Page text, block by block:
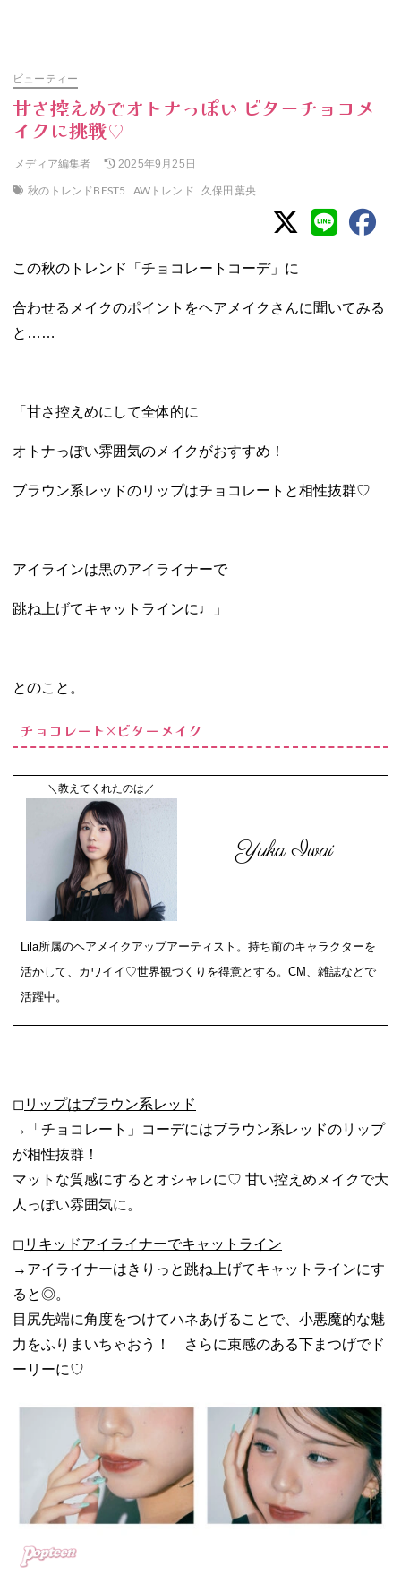
ビューティー
甘さ控えめでオトナっぽい ビターチョコメ
イクに挑戦♡
メディア編集者 2025年9月25日
秋のトレンドBEST5 AWトレンド 久保田葉央
この秋のトレンド「チョコレートコーデ」に
合わせるメイクのポイントをヘアメイクさんに聞いてみる
と……
「甘さ控えめにして全体的に
オトナっぽい雰囲気のメイクがおすすめ！
ブラウン系レッドのリップはチョコレートと相性抜群♡
アイラインは黒のアイライナーで
跳ね上げてキャットラインに♩」
とのこと。
チョコレート×ビターメイク
＼教えてくれたのは／
Yuka Iwai
Lila所属のヘアメイクアップアーティスト。持ち前のキャラクターを
活かして、カワイイ♡世界観づくりを得意とする。CM、雑誌などで
活躍中。
◻︎リップはブラウン系レッド
→「チョコレート」コーデにはブラウン系レッドのリップ
が相性抜群！
マットな質感にするとオシャレに♡ 甘い控えめメイクで大
人っぽい雰囲気に。
◻︎リキッドアイライナーでキャットライン
→アイライナーはきりっと跳ね上げてキャットラインにす
ると◎。
目尻先端に角度をつけてハネあげることで、小悪魔的な魅
力をふりまいちゃおう！ さらに束感のある下まつげでド
ーリーに♡